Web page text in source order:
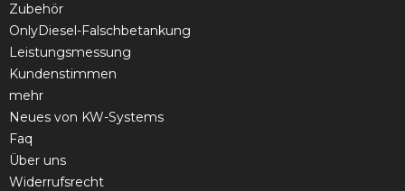
Zubehör
OnlyDiesel-Falschbetankung
Leistungsmessung
Kundenstimmen
mehr
Neues von KW-Systems
Faq
Über uns
Widerrufsrecht